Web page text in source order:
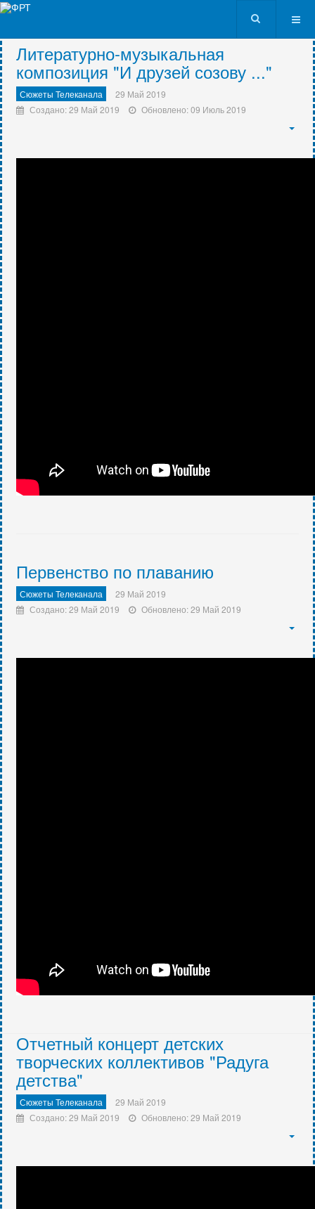
VK9562
Литературно-музыкальная
композиция "И друзей созову ..."
Сюжеты Телеканала
29 Май 2019
Создано: 29 Май 2019
Обновлено: 09 Июль 2019
Первенство по плаванию
Сюжеты Телеканала
29 Май 2019
Создано: 29 Май 2019
Обновлено: 29 Май 2019
Отчетный концерт детских
творческих коллективов "Радуга
детства"
Сюжеты Телеканала
29 Май 2019
Создано: 29 Май 2019
Обновлено: 29 Май 2019